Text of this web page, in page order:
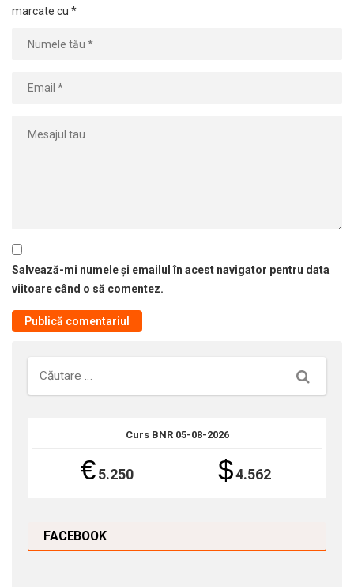
marcate cu *
Salvează-mi numele și emailul în acest navigator pentru data
viitoare când o să comentez.
Căutare
Curs BNR 05-08-2026
€5.250 $4.562
FACEBOOK